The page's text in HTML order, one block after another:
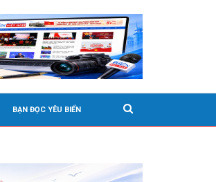
BẠN ĐỌC YÊU BIỂN